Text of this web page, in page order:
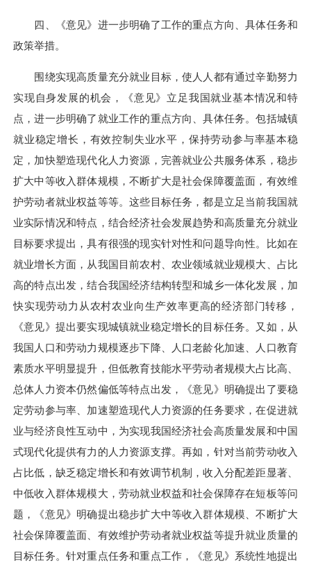
四、《意见》进一步明确了工作的重点方向、具体任务和
政策举措。
围绕实现高质量充分就业目标，使人人都有通过辛勤努力
实现自身发展的机会，《意见》立足我国就业基本情况和特
点，进一步明确了就业工作的重点方向、具体任务。包括城镇
就业稳定增长，有效控制失业水平，保持劳动参与率基本稳
定，加快塑造现代化人力资源，完善就业公共服务体系，稳步
扩大中等收入群体规模，不断扩大是社会保障覆盖面，有效维
护劳动者就业权益等等。这些目标任务，都是立足当前我国就
业实际情况和特点，结合经济社会发展趋势和高质量充分就业
目标要求提出，具有很强的现实针对性和问题导向性。比如在
就业增长方面，从我国目前农村、农业领域就业规模大、占比
高的特点出发，结合我国经济结构转型和城乡一体化发展，加
快实现劳动力从农村农业向生产效率更高的经济部门转移，
《意见》提出要实现城镇就业稳定增长的目标任务。又如，从
我国人口和劳动力规模逐步下降、人口老龄化加速、人口教育
素质水平明显提升，但低教育技能水平劳动者规模大占比高、
总体人力资本仍然偏低等特点出发，《意见》明确提出了要稳
定劳动参与率、加速塑造现代人力资源的任务要求，在促进就
业与经济良性互动中，为实现我国经济社会高质量发展和中国
式现代化提供有力的人力资源支撑。再如，针对当前劳动收入
占比低，缺乏稳定增长和有效调节机制，收入分配差距显著、
中低收入群体规模大，劳动就业权益和社会保障存在短板等问
题，《意见》明确提出稳步扩大中等收入群体规模、不断扩大
社会保障覆盖面、有效维护劳动者就业权益等提升就业质量的
目标任务。针对重点任务和重点工作，《意见》系统性地提出